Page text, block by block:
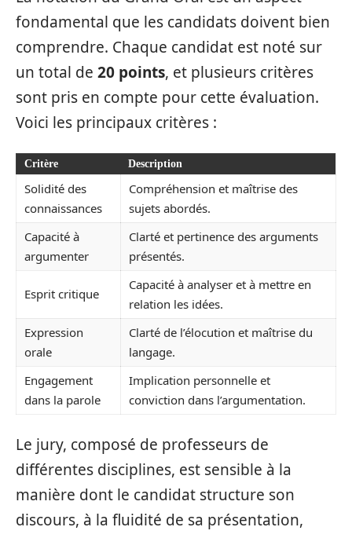
fondamental que les candidats doivent bien
comprendre. Chaque candidat est noté sur
un total de 20 points, et plusieurs critères
sont pris en compte pour cette évaluation.
Voici les principaux critères :
Critère Description
Solidité des
connaissances
Compréhension et maîtrise des
sujets abordés.
Capacité à
argumenter
Clarté et pertinence des arguments
présentés.
Esprit critique
Capacité à analyser et à mettre en
relation les idées.
Expression
orale
Clarté de l’élocution et maîtrise du
langage.
Engagement
dans la parole
Implication personnelle et
conviction dans l’argumentation.
Le jury, composé de professeurs de
différentes disciplines, est sensible à la
manière dont le candidat structure son
discours, à la fluidité de sa présentation,